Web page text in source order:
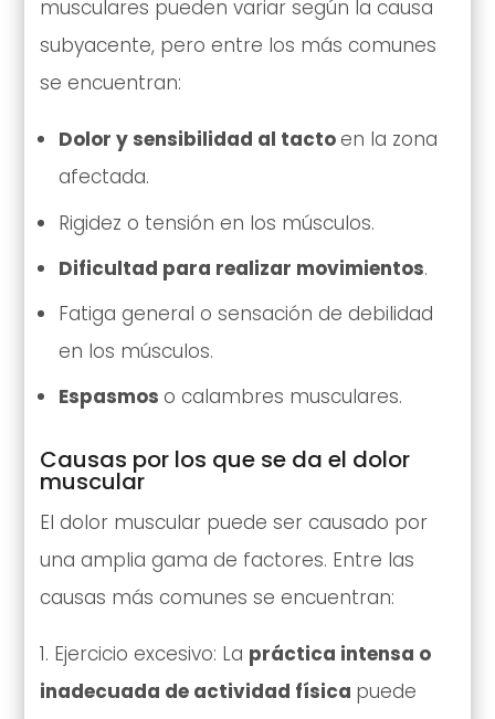
musculares pueden variar según la causa
subyacente, pero entre los más comunes
se encuentran:
Dolor y sensibilidad al tactoen la zona
afectada.
Rigidez o tensión en los músculos.
Dificultad para realizar movimientos.
Fatiga general o sensación de debilidad
en los músculos.
Espasmos o calambres musculares.
Causas por los que se da el dolor
muscular
El dolor muscular puede ser causado por
una amplia gama de factores. Entre las
causas más comunes se encuentran:
Ejercicio excesivo: La práctica intensa o
inadecuada de actividad física puede